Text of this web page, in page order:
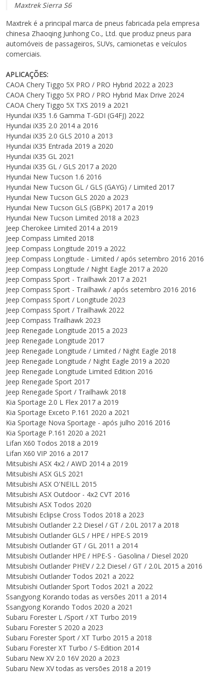
Maxtrek Sierra S6
Maxtrek é a principal marca de pneus fabricada pela empresa
chinesa Zhaoqing Junhong Co., Ltd. que produz pneus para
automóveis de passageiros, SUVs, camionetas e veículos
comerciais.
APLICAÇÕES:
CAOA Chery Tiggo 5X PRO / PRO Hybrid 2022 a 2023
CAOA Chery Tiggo 5X PRO / PRO Hybrid Max Drive 2024
CAOA Chery Tiggo 5X TXS 2019 a 2021
Hyundai iX35 1.6 Gamma T-GDI (G4FJ) 2022
Hyundai iX35 2.0 2014 a 2016
Hyundai iX35 2.0 GLS 2010 a 2013
Hyundai iX35 Entrada 2019 a 2020
Hyundai iX35 GL 2021
Hyundai iX35 GL / GLS 2017 a 2020
Hyundai New Tucson 1.6 2016
Hyundai New Tucson GL / GLS (GAYG) / Limited 2017
Hyundai New Tucson GLS 2020 a 2023
Hyundai New Tucson GLS (GBPK) 2017 a 2019
Hyundai New Tucson Limited 2018 a 2023
Jeep Cherokee Limited 2014 a 2019
Jeep Compass Limited 2018
Jeep Compass Longitude 2019 a 2022
Jeep Compass Longitude - Limited / após setembro 2016 2016
Jeep Compass Longitude / Night Eagle 2017 a 2020
Jeep Compass Sport - Trailhawk 2017 a 2021
Jeep Compass Sport - Trailhawk / após setembro 2016 2016
Jeep Compass Sport / Longitude 2023
Jeep Compass Sport / Trailhawk 2022
Jeep Compass Trailhawk 2023
Jeep Renegade Longitude 2015 a 2023
Jeep Renegade Longitude 2017
Jeep Renegade Longitude / Limited / Night Eagle 2018
Jeep Renegade Longitude / Night Eagle 2019 a 2020
Jeep Renegade Longitude Limited Edition 2016
Jeep Renegade Sport 2017
Jeep Renegade Sport / Trailhawk 2018
Kia Sportage 2.0 L Flex 2017 a 2019
Kia Sportage Exceto P.161 2020 a 2021
Kia Sportage Nova Sportage - após julho 2016 2016
Kia Sportage P.161 2020 a 2021
Lifan X60 Todos 2018 a 2019
Lifan X60 VIP 2016 a 2017
Mitsubishi ASX 4x2 / AWD 2014 a 2019
Mitsubishi ASX GLS 2021
Mitsubishi ASX O'NEILL 2015
Mitsubishi ASX Outdoor - 4x2 CVT 2016
Mitsubishi ASX Todos 2020
Mitsubishi Eclipse Cross Todos 2018 a 2023
Mitsubishi Outlander 2.2 Diesel / GT / 2.0L 2017 a 2018
Mitsubishi Outlander GLS / HPE / HPE-S 2019
Mitsubishi Outlander GT / GL 2011 a 2014
Mitsubishi Outlander HPE / HPE-S - Gasolina / Diesel 2020
Mitsubishi Outlander PHEV / 2.2 Diesel / GT / 2.0L 2015 a 2016
Mitsubishi Outlander Todos 2021 a 2022
Mitsubishi Outlander Sport Todos 2021 a 2022
Ssangyong Korando todas as versões 2011 a 2014
Ssangyong Korando Todos 2020 a 2021
Subaru Forester L /Sport / XT Turbo 2019
Subaru Forester S 2020 a 2023
Subaru Forester Sport / XT Turbo 2015 a 2018
Subaru Forester XT Turbo / S-Edition 2014
Subaru New XV 2.0 16V 2020 a 2023
Subaru New XV todas as versões 2018 a 2019